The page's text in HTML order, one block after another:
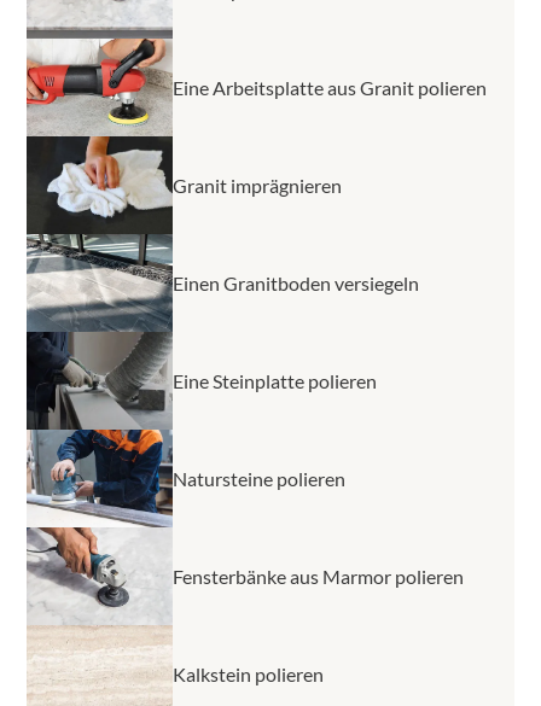
Eine Arbeitsplatte aus Granit polieren
Granit imprägnieren
Einen Granitboden versiegeln
Eine Steinplatte polieren
Natursteine polieren
Fensterbänke aus Marmor polieren
Kalkstein polieren